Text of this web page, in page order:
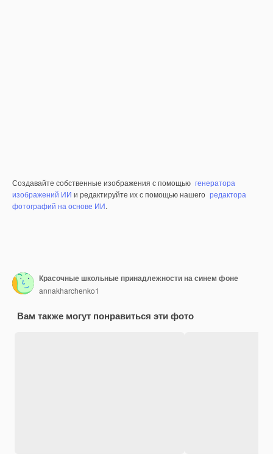
Создавайте собственные изображения с помощью генератора
изображений ИИ и редактируйте их с помощью нашего редактора
фотографий на основе ИИ.
Красочные школьные принадлежности на синем фоне
annakharchenko1
Вам также могут понравиться эти фото